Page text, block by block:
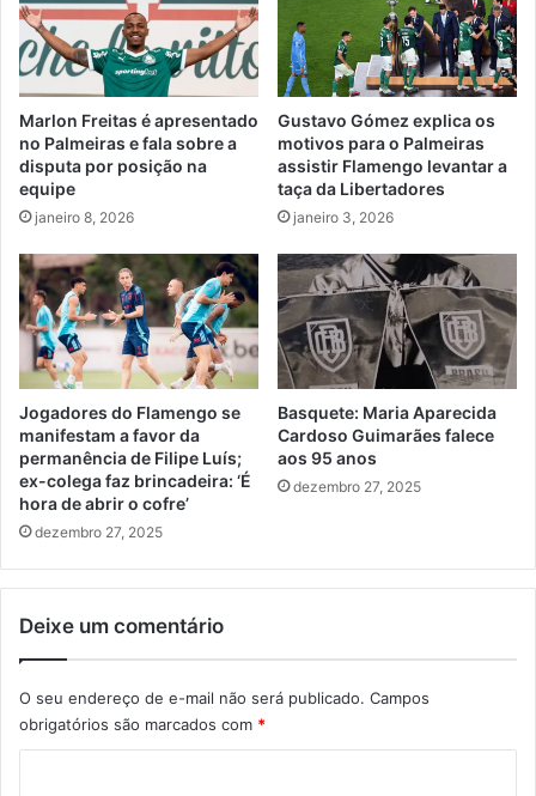
Marlon Freitas é apresentado
no Palmeiras e fala sobre a
disputa por posição na
equipe
janeiro 8, 2026
Gustavo Gómez explica os
motivos para o Palmeiras
assistir Flamengo levantar a
taça da Libertadores
janeiro 3, 2026
Jogadores do Flamengo se
manifestam a favor da
permanência de Filipe Luís;
ex-colega faz brincadeira: ‘É
hora de abrir o cofre’
dezembro 27, 2025
Basquete: Maria Aparecida
Cardoso Guimarães falece
aos 95 anos
dezembro 27, 2025
Deixe um comentário
O seu endereço de e-mail não será publicado. Campos
obrigatórios são marcados com *